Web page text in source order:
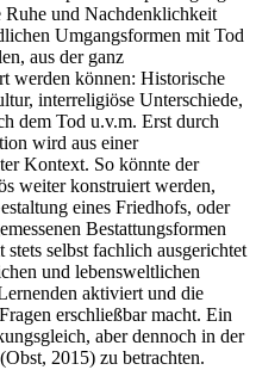
Ruhe und Nachdenklichkeit
Umgangsformen mit Tod
aus der ganz
werden können: Historische
interreligiöse Unterschiede,
dem Tod u.v.m. Erst durch
wird aus einer
Kontext. So könnte der
weiter konstruiert werden,
eines Friedhofs, oder
Bestattungsformen
selbst fachlich ausgerichtet
und lebensweltlichen
aktiviert und die
erschließbar macht. Ein
aber dennoch in der
2015) zu betrachten.